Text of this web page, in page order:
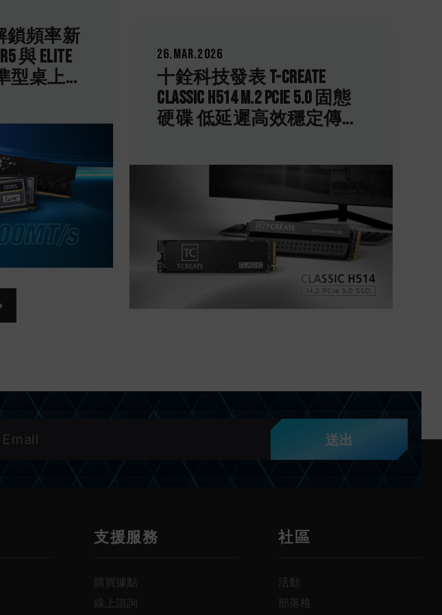
十銓科技發表 T-CREATE
CLASSIC H514 M.2 PCIe 5.0 固態
硬碟 低延遲高效穩定傳...
十銓科技發表
PD40 迷你外接式固
輕巧之姿融合高速
送出
支援服務
購買據點
線上諮詢
社區
活動
部落格